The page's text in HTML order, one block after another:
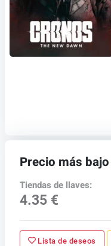
Precio más
Tiendas de llaves:
4.35 €
Lista de deseos